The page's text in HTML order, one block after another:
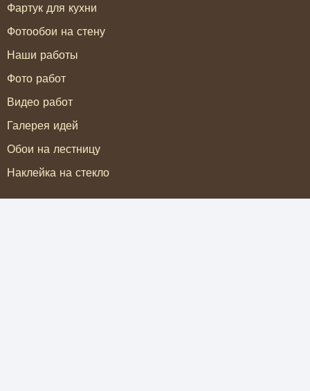
Фартук для кухни
Фотообои на стену
Наши работы
Фото работ
Видео работ
Галерея идей
Обои на лестницу
Наклейка на стекло